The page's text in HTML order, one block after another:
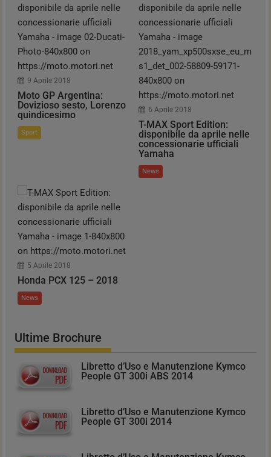
9 Aprile 2018
Moto GP Argentina:
Dovizioso sesto, Lorenzo
quindicesimo
Sport
6 Aprile 2018
T-MAX Sport Edition:
disponibile da aprile nelle
concessionarie ufficiali
Yamaha
News
5 Aprile 2018
Honda PCX 125 – 2018
News
Ultime Brochure
Libretto d’Uso e Manutenzione Kymco
People GT 300i ABS 2014
Libretto d’Uso e Manutenzione Kymco
People GT 300i 2014